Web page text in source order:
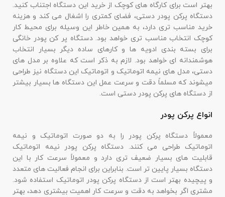
بهتر است برای کارگاه های کوچک از خرید این دستگاه اجتناب کنید.
دستگاه پرکن پودر دستی، فضای کمتری را اشغال می کند و هزینه
خرید مناسب تری دارد، به همین خاطر این وسیله برای محیط کار
کوچک انتخاب مناسب تری خواهد بود. دستگاه پر کن پودر خانگی
برای بسته بندی ادویه ها و کارهای ساده دیگر بسیار انتخاب
هوشمندانه ای خواهد بود. لازم به ذکر است که علاوه بر مدل های
دستی، مدل های نیمه اتوماتیک و اتوماتیک این دستگاه نیز طراحی
میشوند که مسلماً دقت و سرعت عمل این دستگاه ها بسیار بیشتر
از دستگاه های پرکن پودر دستی است.
انواع پرکن پودر
معمولاً دستگاه پرکن پودر را به دو صورت اتوماتیک و نیمه
اتوماتیک طراحی می کنند. دستگاه پرکن پودر نیمه اتوماتیک
قابلیت های بسیار ضعیف تری دارد و معمولاً سرعت کار با این
دستگاه بسیار پایین تر است. بنابراین برای انجام فعالیت های متعدد
و پیچیده بهتر است از دستگاه پرکن پودر اتوماتیک استفاده شود.
مشتری اگر بخواهد به دقت و سرعت کار اهمیت بیشتری دهد، بهتر